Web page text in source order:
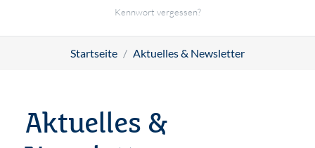
Kennwort vergessen?
Startseite Aktuelles & Newsletter
Aktuelles &